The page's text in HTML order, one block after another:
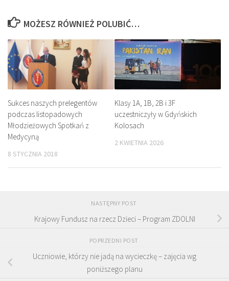
MOŻESZ RÓWNIEŻ POLUBIĆ…
Sukces naszych prelegentów
podczas listopadowych
Młodzieżowych Spotkań z
Medycyną
8 STYCZNIA 2018
Klasy 1A, 1B, 2B i 3F
uczestniczyły w Gdyńskich
Kolosach
2 KWIETNIA 2026
NASTĘPNY POST
Krajowy Fundusz na rzecz Dzieci – Program ZDOLNI
POPRZEDNI POST
Uczniowie, którzy nie jadą na wycieczkę – zajęcia wg
poniższego planu